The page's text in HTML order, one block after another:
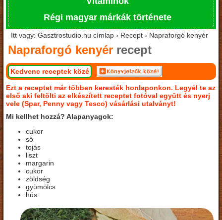
Régi magyar márkák története
Itt vagy: Gasztrostudio.hu címlap › Recept › Napraforgó kenyér
Napraforgó kenyér recept
Kedvenc receptek közé
Ezt a receptet már többen keresték honlaponkon. Legyél te az
első aki feltölti az elkészített receptet fotóval együtt és nyerj
vele (Spar, Penny vagy Tesco) vásárlási utalványt!
Mi kellhet hozzá? Alapanyagok:
cukor
só
tojás
liszt
margarin
cukor
zöldség
gyümölcs
hús